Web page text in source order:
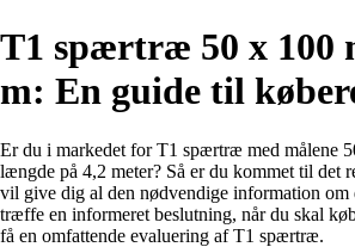
T1 spærtræ 50 x 100
m: En guide til
Er du i markedet for T1 spærtræ med målene
længde på 4,2 meter? Så er du kommet til det
vil give dig al den nødvendige information om
træffe en informeret beslutning, når du skal
få en omfattende evaluering af T1 spærtræ.